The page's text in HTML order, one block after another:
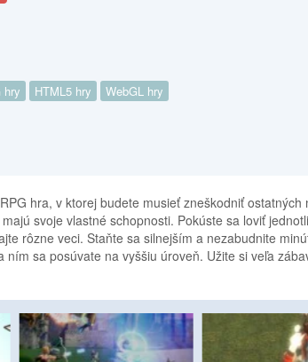
hry HTML5 hry WebGL hry
hra, v ktorej budete musieť zneškodniť
svoje vlastné schopnosti. Pokúste sa loviť
rôzne veci. Staňte sa silnejším a nezabudnite
ním sa posúvate na vyššiu úroveň. Užite si veľa